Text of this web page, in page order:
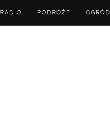
RADIO PODRÓŻE OGRÓD